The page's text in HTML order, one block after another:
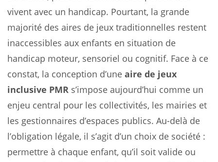
vivent avec un handicap. Pourtant, la grande
majorité des aires de jeux traditionnelles restent
inaccessibles aux enfants en situation de
handicap moteur, sensoriel ou cognitif. Face à ce
constat, la conception d’une aire de jeux
inclusive PMR s’impose aujourd’hui comme un
enjeu central pour les collectivités, les mairies et
les gestionnaires d’espaces publics. Au-delà de
l’obligation légale, il s’agit d’un choix de société :
permettre à chaque enfant, qu’il soit valide ou